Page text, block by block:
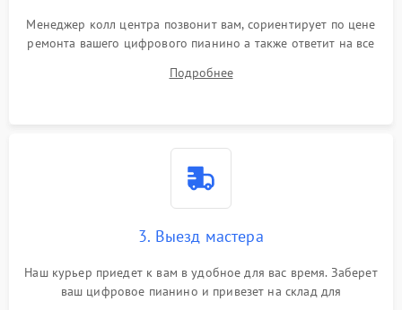
Менеджер колл центра позвонит вам, сориентирует по цене
ремонта вашего цифрового пианино а также ответит на все
Подробнее
3. Выезд мастера
Наш курьер приедет к вам в удобное для вас время. Заберет
ваш цифровое пианино и привезет на склад для